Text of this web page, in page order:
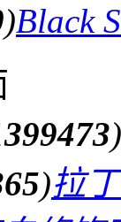
)Black
)
)拉